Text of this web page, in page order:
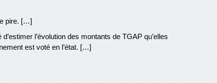
pire. […]
l’évolution des montants de TGAP qu’elles
est voté en l’état. […]